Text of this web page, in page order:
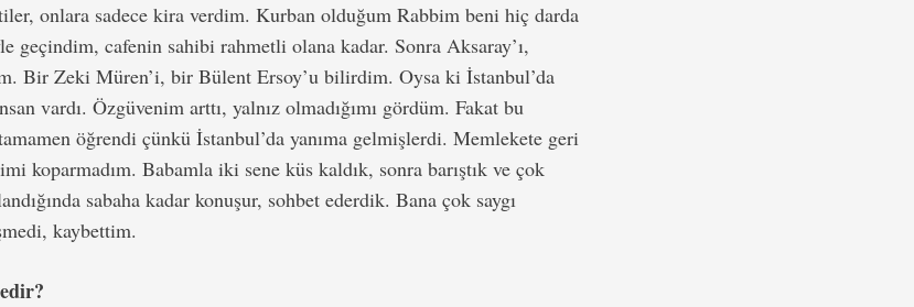
onlara sadece kira verdim. Kurban olduğum Rabbim beni hiç darda
geçindim, cafenin sahibi rahmetli olana kadar. Sonra Aksaray’ı,
Bir Zeki Müren’i, bir Bülent Ersoy’u bilirdim. Oysa ki İstanbul’da
vardı. Özgüvenim arttı, yalnız olmadığımı gördüm. Fakat bu
öğrendi çünkü İstanbul’da yanıma gelmişlerdi. Memlekete geri
koparmadım. Babamla iki sene küs kaldık, sonra barıştık ve çok
sabaha kadar konuşur, sohbet ederdik. Bana çok saygı
kaybettim.